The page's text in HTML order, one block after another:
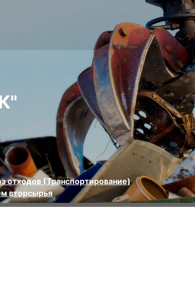
отходов (Транспортирование)
вторсырья